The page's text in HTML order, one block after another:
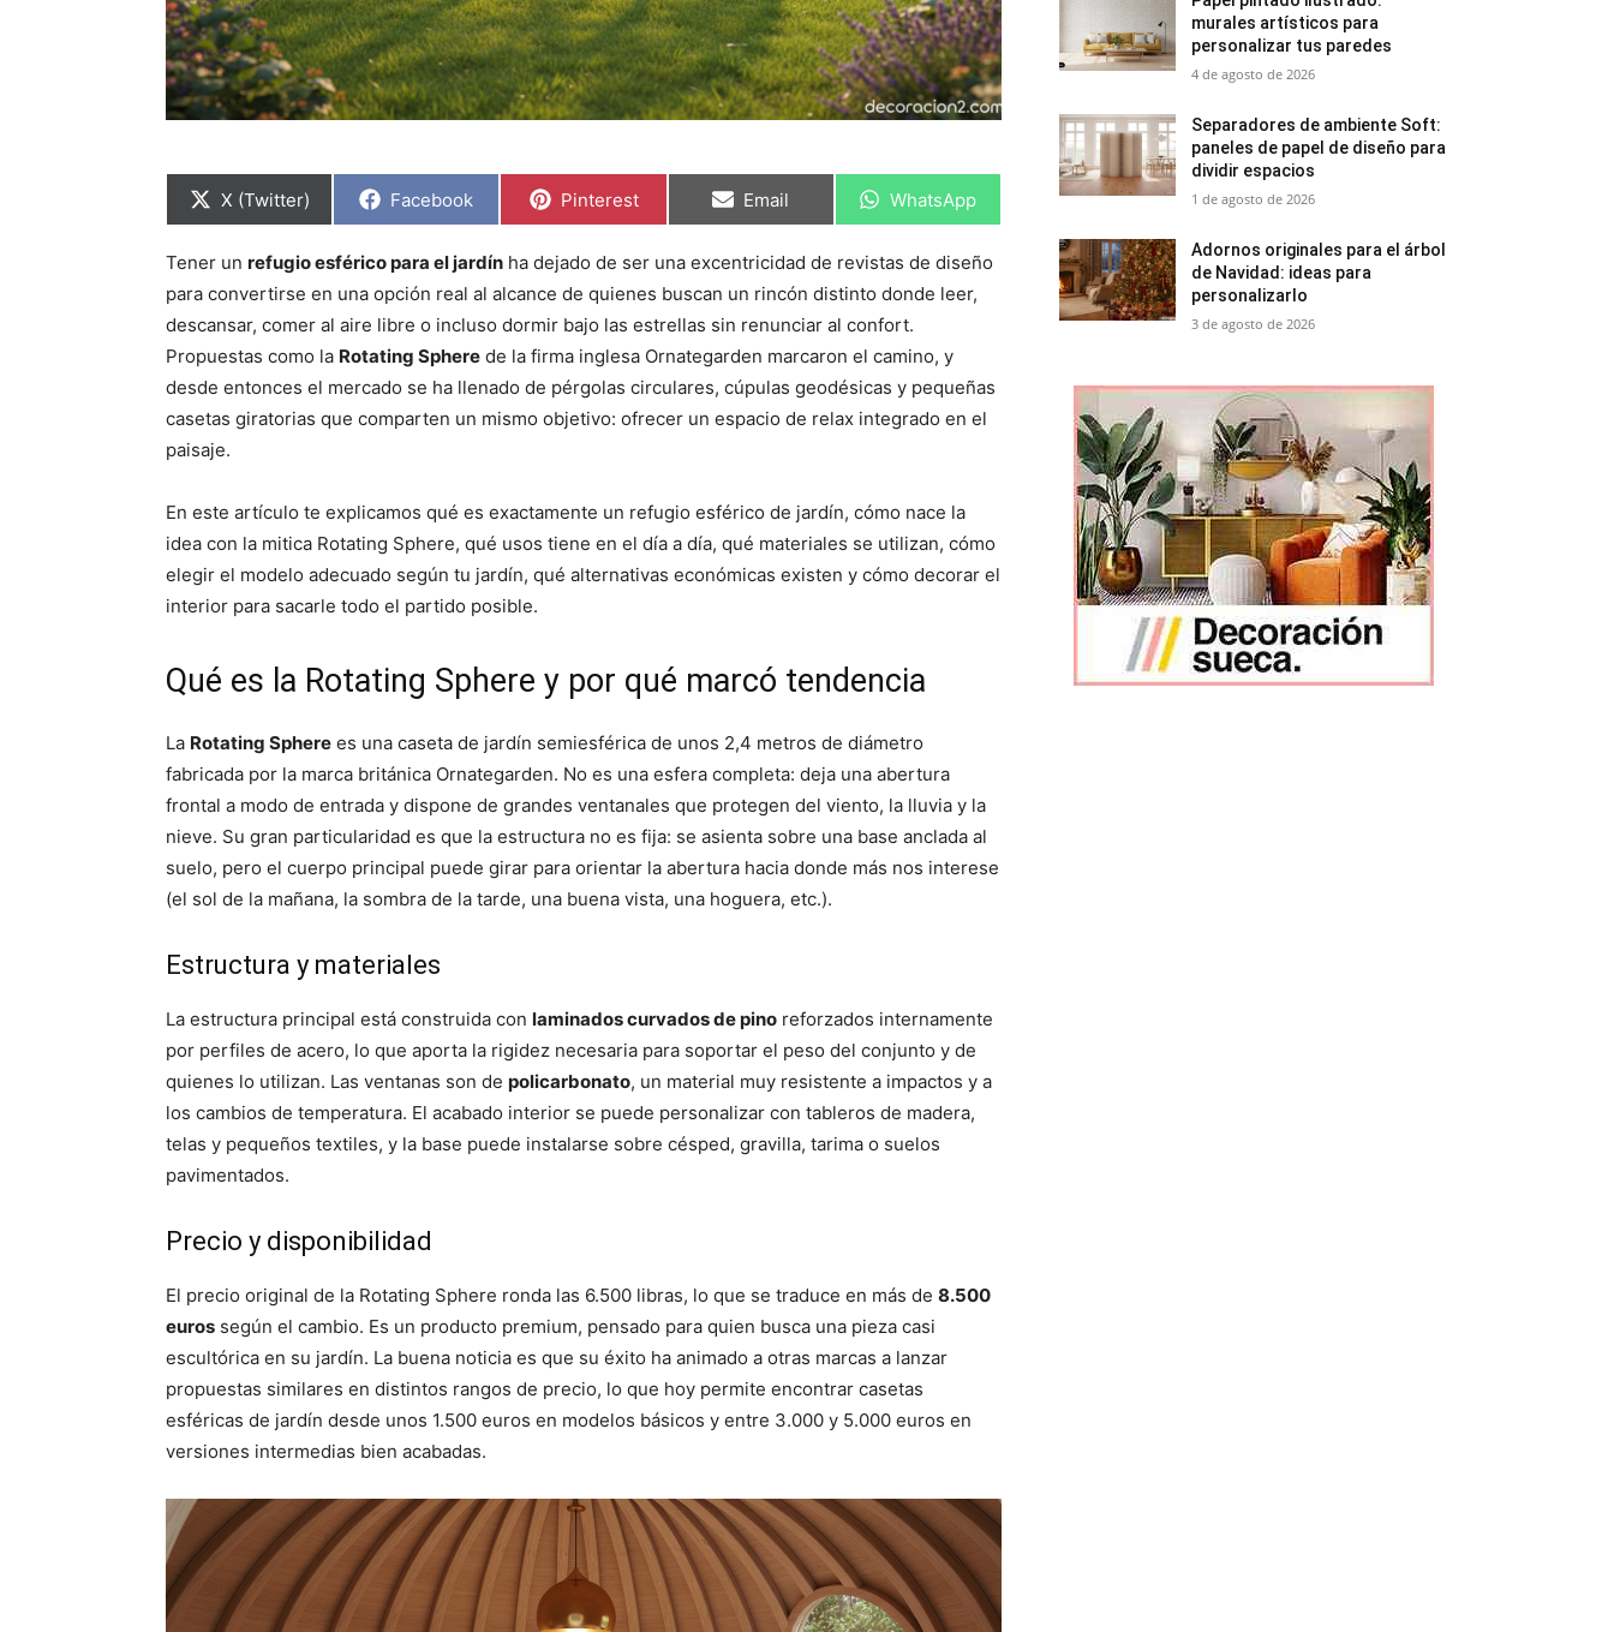
C
a
r
t
i
e
n
X (Twitter) C
a
r
t
i
e
n
Facebook C
a
r
t
e
n
Pinterest C
p
a
r
t
i
e
n
Email C
a
r
t
i
e
n
WhatsApp
Tener un refugio esférico para el jardín ha dejado de ser una excentricidad de revistas de diseño
para convertirse en una opción real al alcance de quienes buscan un rincón distinto donde leer,
descansar, comer al aire libre o incluso dormir bajo las estrellas sin renunciar al confort.
Propuestas como la Rotating Sphere de la firma inglesa Ornategarden marcaron el camino, y
desde entonces el mercado se ha llenado de pérgolas circulares, cúpulas geodésicas y pequeñas
casetas giratorias que comparten un mismo objetivo: ofrecer un espacio de relax integrado en el
paisaje.
En este artículo te explicamos qué es exactamente un refugio esférico de jardín, cómo nace la
idea con la mitica Rotating Sphere, qué usos tiene en el día a día, qué materiales se utilizan, cómo
elegir el modelo adecuado según tu jardín, qué alternativas económicas existen y cómo decorar el
interior para sacarle todo el partido posible.
Qué es la Rotating Sphere y por qué marcó tendencia
La Rotating Sphere es una caseta de jardín semiesférica de unos 2,4 metros de diámetro
fabricada por la marca británica Ornategarden. No es una esfera completa: deja una abertura
frontal a modo de entrada y dispone de grandes ventanales que protegen del viento, la lluvia y la
nieve. Su gran particularidad es que la estructura no es fija: se asienta sobre una base anclada al
suelo, pero el cuerpo principal puede girar para orientar la abertura hacia donde más nos interese
(el sol de la mañana, la sombra de la tarde, una buena vista, una hoguera, etc.).
Estructura y materiales
La estructura principal está construida con laminados curvados de pino reforzados internamente
por perfiles de acero, lo que aporta la rigidez necesaria para soportar el peso del conjunto y de
quienes lo utilizan. Las ventanas son de policarbonato, un material muy resistente a impactos y a
los cambios de temperatura. El acabado interior se puede personalizar con tableros de madera,
telas y pequeños textiles, y la base puede instalarse sobre césped, gravilla, tarima o suelos
pavimentados.
Precio y disponibilidad
El precio original de la Rotating Sphere ronda las 6.500 libras, lo que se traduce en más de 8.500
euros según el cambio. Es un producto premium, pensado para quien busca una pieza casi
escultórica en su jardín. La buena noticia es que su éxito ha animado a otras marcas a lanzar
propuestas similares en distintos rangos de precio, lo que hoy permite encontrar casetas
esféricas de jardín desde unos 1.500 euros en modelos básicos y entre 3.000 y 5.000 euros en
versiones intermedias bien acabadas.
murales artísticos para
personalizar tus paredes
4 de agosto de 2026
Separadores de ambiente Soft:
paneles de papel de diseño para
dividir espacios
1 de agosto de 2026
Adornos originales para el árbol
de Navidad: ideas para
personalizarlo
3 de agosto de 2026